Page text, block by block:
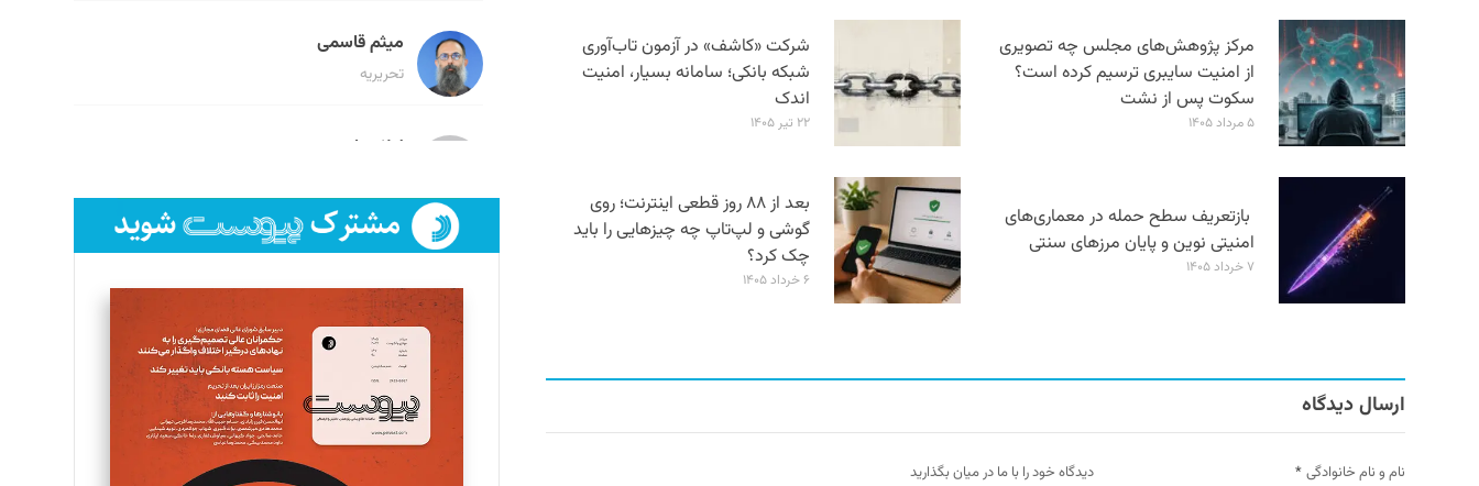
مرکز پژوهش‌های مجلس چه تصویری
از امنیت سایبری ترسیم کرده است؟
سکوت پس از نشت
۵ مرداد ۱۴۰۵
شرکت «کاشف» در آزمون تاب‌آوری
شبکه بانکی؛ سامانه‌ بسیار، امنیت
اندک
۲۲ تیر ۱۴۰۵
بازتعریف سطح حمله در معماری‌های
امنیتی نوین و پایان مرزهای سنتی
۷ خرداد ۱۴۰۵
بعد از ۸۸ روز قطعی اینترنت؛ روی
گوشی و لپ‌تاپ چه چیزهایی را باید
چک کرد؟
۶ خرداد ۱۴۰۵
ارسال دیدگاه
نام و نام خانوادگی * دیدگاه خود را با ما در میان بگذارید
میثم قاسمی
تحریریه
لیلا حنارود
فائزه فتحی رستمی
تحریریه
سروش کرمیان
تحریریه
مینا پاکدل